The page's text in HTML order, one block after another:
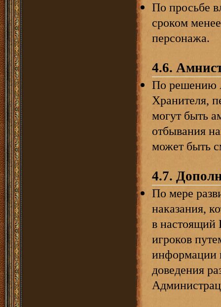
По просьбе
сроком
персонажа.
4.6.
По решению
Хранителя,
могут быть
отбывания
может быть
4.7.
По мере
наказания,
в настоящий
игроков
информации
доведения